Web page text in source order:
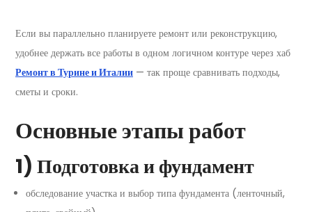
Если вы параллельно планируете ремонт или реконструкцию,
удобнее держать все работы в одном логичном контуре через хаб
Ремонт в Турине и Италии — так проще сравнивать подходы,
сметы и сроки.
Основные этапы работ
1) Подготовка и фундамент
обследование участка и выбор типа фундамента (ленточный,